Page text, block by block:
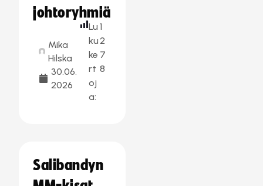
johtoryhmiä
Mika
Hilska
30.06.
2026
Lu
ku
ke
rt
oj
a:
1
2
7
8
Salibandyn